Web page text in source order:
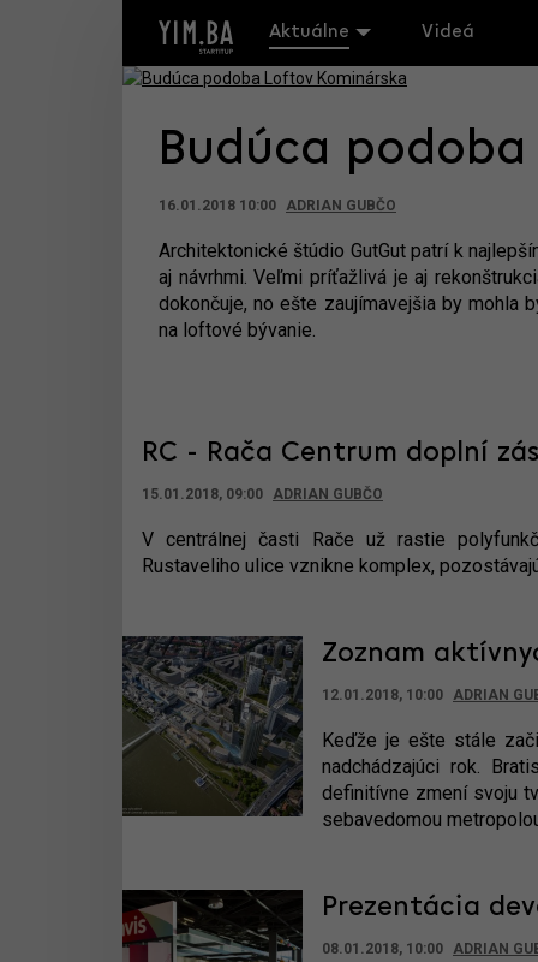
Aktuálne Videá
Budúca
16.01.2018 10:00 ADRIAN GUBČO
Architektonické štúdio GutGut patrí k
aj návrhmi. Veľmi príťažlivá je aj
dokončuje, no ešte zaujímavejšia by mohla
na loftové bývanie.
RC - Rača Centrum doplní
15.01.2018, 09:00 ADRIAN GUBČO
V centrálnej časti Rače už rastie
Rustaveliho ulice vznikne komplex,
Zoznam
12.01.2018, 10:00 ADRIAN
Keďže je ešte stále
nadchádzajúci rok.
definitívne zmení svoju
sebavedomou
Prezentácia
08.01.2018, 10:00 ADRIAN